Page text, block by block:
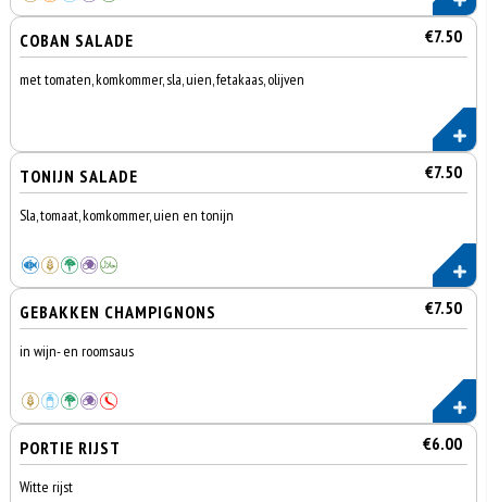
COBAN SALADE €7.50
met tomaten, komkommer, sla, uien, fetakaas, olijven
TONIJN SALADE €7.50
Sla, tomaat, komkommer, uien en tonijn
GEBAKKEN CHAMPIGNONS €7.50
in wijn- en roomsaus
PORTIE RIJST €6.00
Witte rijst